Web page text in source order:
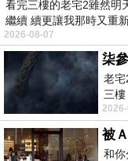
看完三樓的老宅2雖然明
繼續 續更讓我那時又重
有
2026-08-07
柒
老宅
三
個人
被
和你